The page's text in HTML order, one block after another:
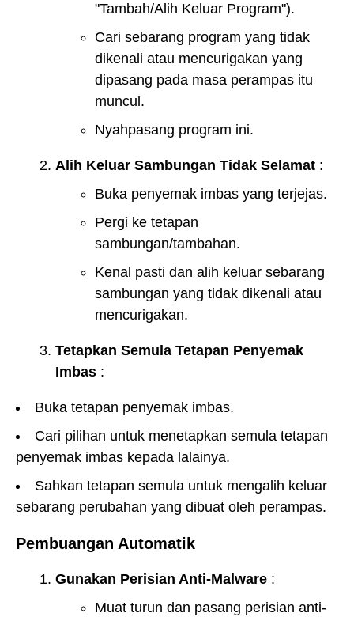
"Tambah/Alih Keluar Program").
Cari sebarang program yang tidak
dikenali atau mencurigakan yang
dipasang pada masa perampas itu
muncul.
Nyahpasang program ini.
Alih Keluar Sambungan Tidak Selamat :
Buka penyemak imbas yang terjejas.
Pergi ke tetapan
sambungan/tambahan.
Kenal pasti dan alih keluar sebarang
sambungan yang tidak dikenali atau
mencurigakan.
Tetapkan Semula Tetapan Penyemak
Imbas :
Buka tetapan penyemak imbas.
Cari pilihan untuk menetapkan semula tetapan
penyemak imbas kepada lalainya.
Sahkan tetapan semula untuk mengalih keluar
sebarang perubahan yang dibuat oleh perampas.
Pembuangan Automatik
Gunakan Perisian Anti-Malware :
Muat turun dan pasang perisian anti-